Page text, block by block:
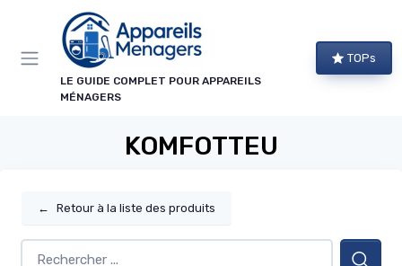
LE GUIDE COMPLET POUR APPAREILS
MÉNAGERS
TOPs
KOMFOTTEU
← Retour à la liste des produits
Panneau de gestion des cookies